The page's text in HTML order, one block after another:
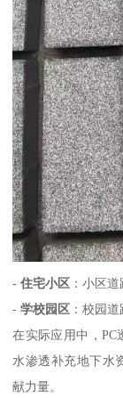
-住宅小区 ：小区
-学校园区 ：校园
在实际应用中，
水渗透补充地下水
献力量。